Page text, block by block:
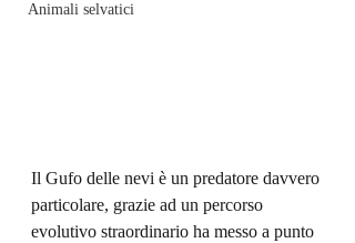
Animali selvatici
Il Gufo delle nevi è un predatore davvero
particolare, grazie ad un percorso
evolutivo straordinario ha messo a punto